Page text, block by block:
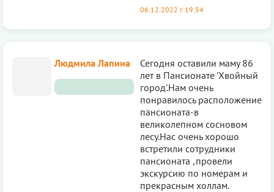
06.12.2022 г. 19:54
Людмила Лапина
Сегодня оставили маму 86
лет в Пансионате 'Хвойный
город'.Нам очень
понравилось расположение
пансионата-в
великолепном сосновом
лесу.Нас очень хорошо
встретили сотрудники
пансионата ,провели
экскурсию по номерам и
прекрасным холлам.